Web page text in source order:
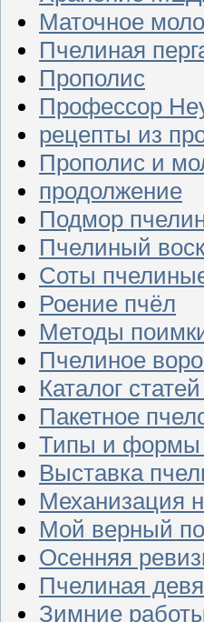
Маточное
Пчелиная
Прополис
Профессор
рецепты из
Прополис и
продолжение
Подмор
Пчелиный воск
Соты
Роение пчёл
Методы
Пчелиное
Каталог
Пакетное
Типы и формы
Выставка
Механизация
Мой верный
Осенняя
Пчелиная
Зимние